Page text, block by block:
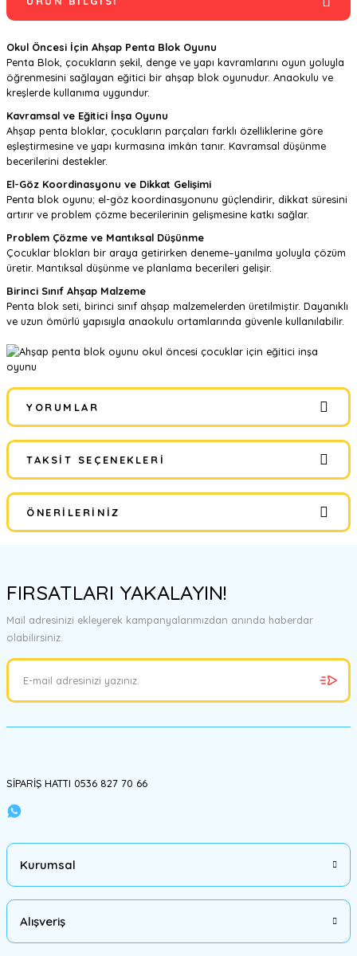
Okul Öncesi İçin Ahşap Penta Blok Oyunu
Penta Blok, çocukların şekil, denge ve yapı kavramlarını oyun yoluyla
öğrenmesini sağlayan eğitici bir ahşap blok oyunudur. Anaokulu ve
kreşlerde kullanıma uygundur.
Kavramsal ve Eğitici İnşa Oyunu
Ahşap penta bloklar, çocukların parçaları farklı özelliklerine göre
eşleştirmesine ve yapı kurmasına imkân tanır. Kavramsal düşünme
becerilerini destekler.
El-Göz Koordinasyonu ve Dikkat Gelişimi
Penta blok oyunu; el-göz koordinasyonunu güçlendirir, dikkat süresini
artırır ve problem çözme becerilerinin gelişmesine katkı sağlar.
Problem Çözme ve Mantıksal Düşünme
Çocuklar blokları bir araya getirirken deneme–yanılma yoluyla çözüm
üretir. Mantıksal düşünme ve planlama becerileri gelişir.
Birinci Sınıf Ahşap Malzeme
Penta blok seti, birinci sınıf ahşap malzemelerden üretilmiştir. Dayanıklı
ve uzun ömürlü yapısıyla anaokulu ortamlarında güvenle kullanılabilir.
YORUMLAR
Bu ürüne ilk yorumu siz yapın!
Yorum Yaz
TAKSIT SEÇENEKLERI
ÖNERILERINIZ
tarafımıza iletebilirsiniz.
Görüş ve önerileriniz için teşekkür ederiz.
Ürün resmi kalitesiz, bozuk veya görüntülenemiyor.
Ürün bilgilerinde hatalar bulunuyor.
FIRSATLARI YAKALAYIN!
Mail adresinizi ekleyerek kampanyalarımızdan anında haberdar
olabilirsiniz.
SİPARİŞ HATTI 0536 827 70 66
Kurumsal
Alışveriş